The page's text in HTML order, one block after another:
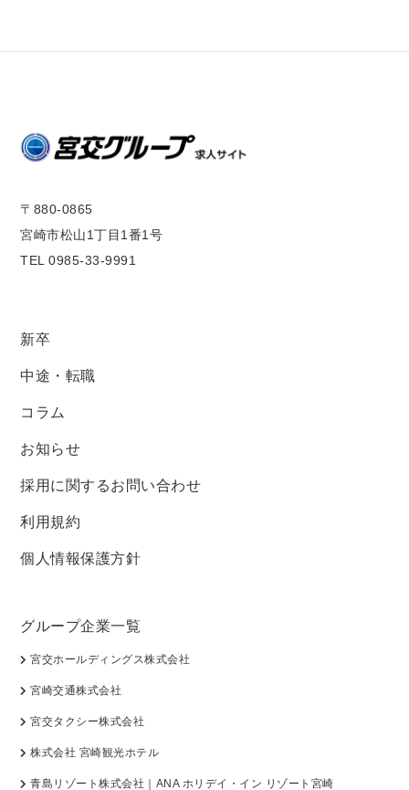
〒880-0865
宮崎市松山1丁目1番1号
TEL 0985-33-9991
新卒
中途・転職
コラム
お知らせ
採用に関するお問い合わせ
利用規約
個人情報保護方針
グループ企業一覧
宮交ホールディングス株式会社
宮崎交通株式会社
宮交タクシー株式会社
株式会社 宮崎観光ホテル
青島リゾート株式会社｜ANA ホリデイ・イン リゾート宮崎